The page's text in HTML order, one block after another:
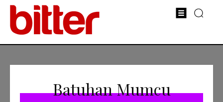
Batuhan Mumcu